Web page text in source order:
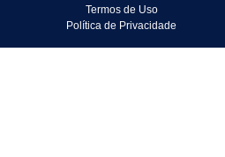
Termos de Uso
Política de Privacidade